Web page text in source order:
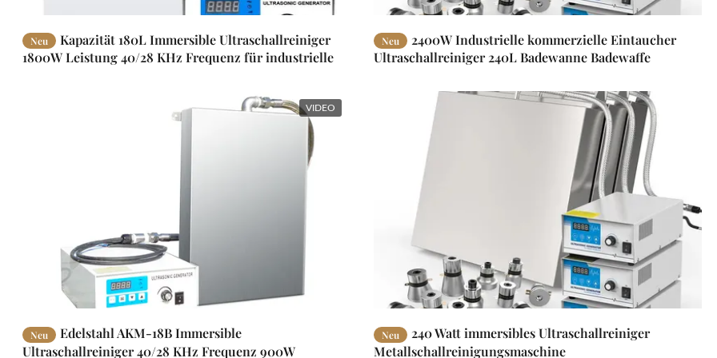
Neu
Kapazität 180L Immersible Ultraschallreiniger
1800W Leistung 40/28 KHz Frequenz für industrielle
Neu
2400W Industrielle kommerzielle Eintaucher
Ultraschallreiniger 240L Badewanne Badewaffe
VIDEO
Neu
Edelstahl AKM-18B Immersible
Ultraschallreiniger 40/28 KHz Frequenz 900W
Neu
240 Watt immersibles Ultraschallreiniger
Metallschallreinigungsmaschine